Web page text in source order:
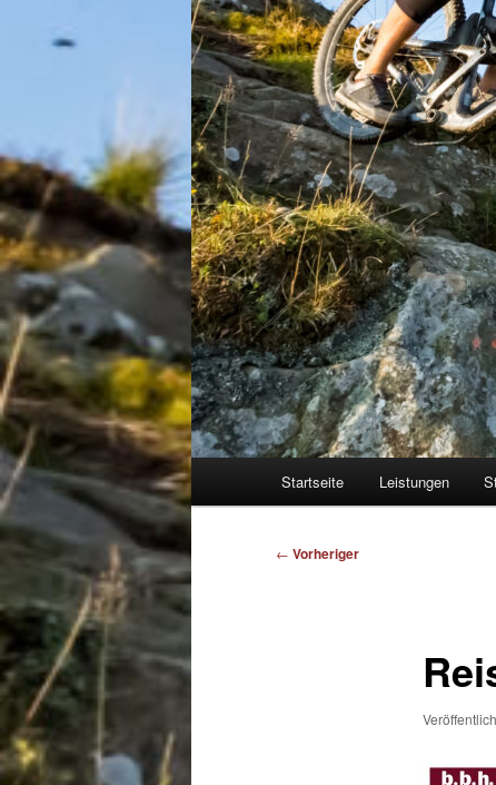
Startseite Leistungen
Beitragsnavigation
← Vorheriger